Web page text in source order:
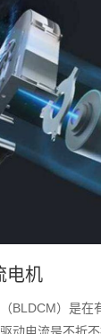
电机
BLDCM）是在